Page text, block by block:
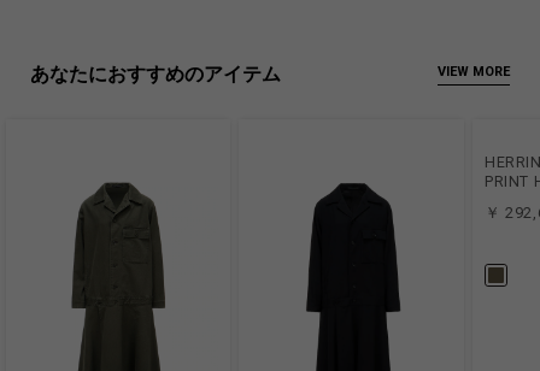
あなたにおすすめのアイテム VIEW MORE
PRINT
￥